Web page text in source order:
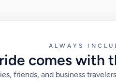
ALWAYS
comes with
friends, and business